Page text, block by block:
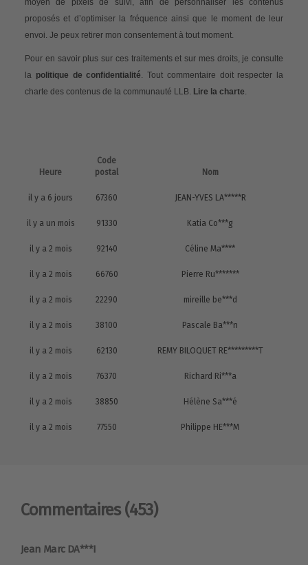
moyen de pixels de suivi, afin de personnaliser les contenus
proposés et d’optimiser la fréquence ainsi que le moment de leur
envoi. Je peux retirer mon consentement à tout moment.
Pour en savoir plus sur ces traitements et sur mes droits, je consulte
la politique de confidentialité. Tout commentaire doit respecter la
charte des contenus de la communauté LLB. Lire la charte.
Heure
Code
postal
Nom
il y a 6 jours 67360 JEAN-YVES LA*****R
il y a un mois 91330 Katia Co***g
il y a 2 mois 92140 Céline Ma****
il y a 2 mois 66760 Pierre Ru*******
il y a 2 mois 22290 mireille be***d
il y a 2 mois 38100 Pascale Ba***n
il y a 2 mois 62130 REMY BILOQUET RE*********T
il y a 2 mois 76370 Richard Ri***a
il y a 2 mois 38850 Hélène Sa***é
il y a 2 mois 77550 Philippe HE***M
Commentaires (453)
Jean Marc DA***I